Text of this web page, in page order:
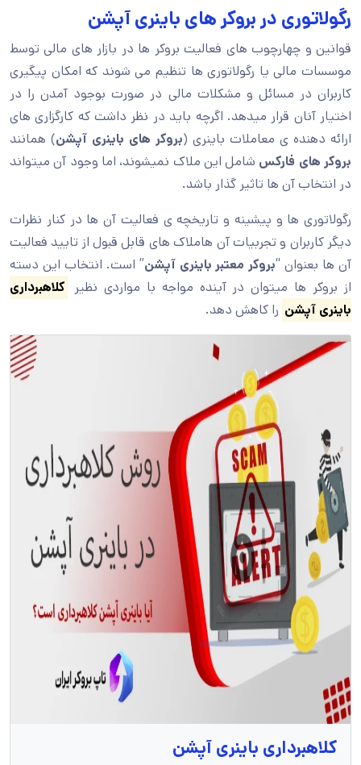
رگولاتوری در بروکر های باینری آپشن
قوانین و چهارچوب های فعالیت بروکر ها در بازار های مالی توسط
موسسات مالی یا رگولاتوری ها تنظیم می شوند که امکان پیگیری
کاربران در مسائل و مشکلات مالی در صورت بوجود آمدن را در
اختیار آنان قرار میدهد. اگرچه باید در نظر داشت که کارگزاری های
ارائه دهنده ی معاملات باینری (بروکر های باینری آپشن) همانند
بروکر های فارکس شامل این ملاک نمیشوند، اما وجود آن میتواند
در انتخاب آن ها تاثیر گذار باشد.
رگولاتوری ها و پیشینه و تاریخچه ی فعالیت آن ها در کنار نظرات
دیگر کاربران و تجربیات آن هاملاک های قابل قبول از تایید فعالیت
آن ها بعنوان “بروکر معتبر باینری آپشن” است. انتخاب این دسته
از بروکر ها میتوان در آینده مواجه با مواردی نظیر
کلاهبرداری
باینری آپشن را کاهش دهد.
کلاهبرداری باینری آپشن